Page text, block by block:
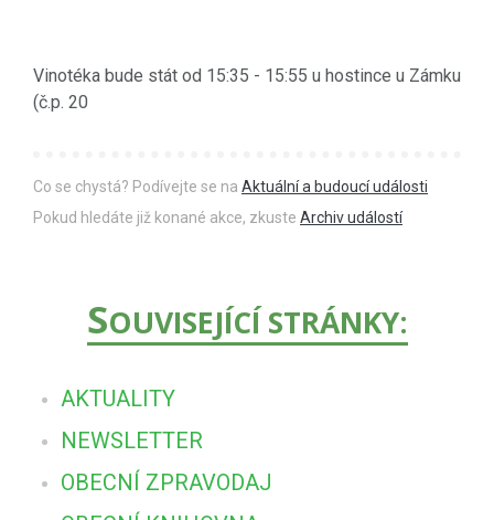
Vinotéka bude stát od 15:35 - 15:55 u hostince u Zámku
(č.p. 20
Co se chystá? Podívejte se na Aktuální a budoucí události
Pokud hledáte již konané akce, zkuste Archiv událostí
SOUVISEJÍCÍ STRÁNKY:
AKTUALITY
NEWSLETTER
OBECNÍ ZPRAVODAJ